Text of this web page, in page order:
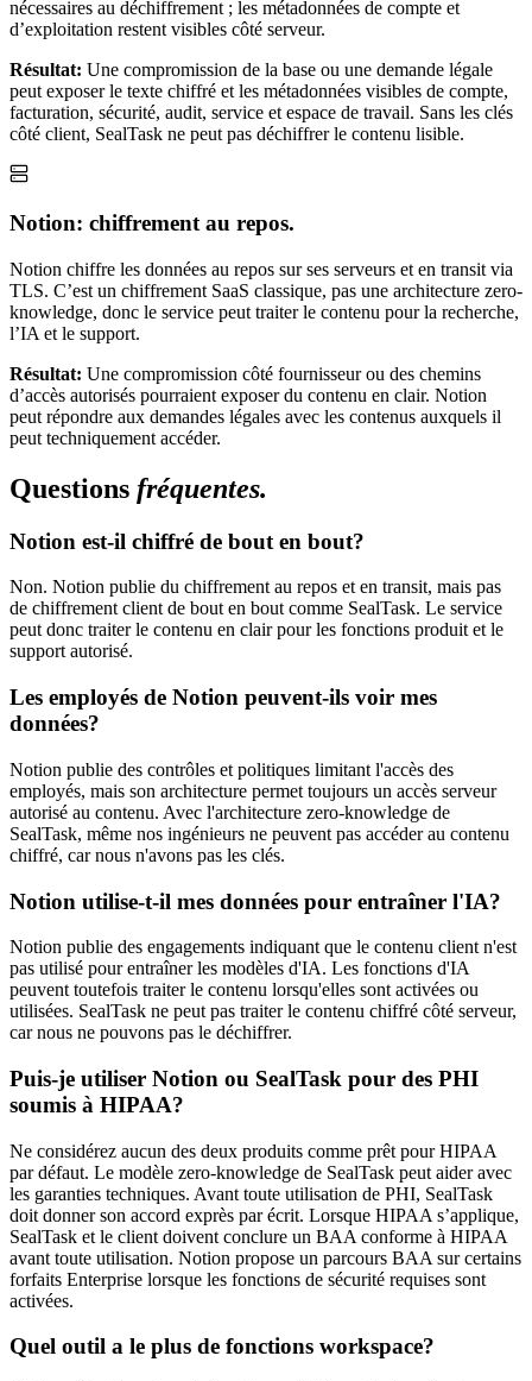
nécessaires au déchiffrement ; les métadonnées de compte et
d’exploitation restent visibles côté serveur.
Résultat: Une compromission de la base ou une demande légale
peut exposer le texte chiffré et les métadonnées visibles de compte,
facturation, sécurité, audit, service et espace de travail. Sans les clés
côté client, SealTask ne peut pas déchiffrer le contenu lisible.
Notion: chiffrement au repos.
Notion chiffre les données au repos sur ses serveurs et en transit via
TLS. C’est un chiffrement SaaS classique, pas une architecture zero-
knowledge, donc le service peut traiter le contenu pour la recherche,
l’IA et le support.
Résultat: Une compromission côté fournisseur ou des chemins
d’accès autorisés pourraient exposer du contenu en clair. Notion
peut répondre aux demandes légales avec les contenus auxquels il
peut techniquement accéder.
Questions fréquentes.
Notion est-il chiffré de bout en bout?
Non. Notion publie du chiffrement au repos et en transit, mais pas
de chiffrement client de bout en bout comme SealTask. Le service
peut donc traiter le contenu en clair pour les fonctions produit et le
support autorisé.
Les employés de Notion peuvent-ils voir mes
données?
Notion publie des contrôles et politiques limitant l'accès des
employés, mais son architecture permet toujours un accès serveur
autorisé au contenu. Avec l'architecture zero-knowledge de
SealTask, même nos ingénieurs ne peuvent pas accéder au contenu
chiffré, car nous n'avons pas les clés.
Notion utilise-t-il mes données pour entraîner l'IA?
Notion publie des engagements indiquant que le contenu client n'est
pas utilisé pour entraîner les modèles d'IA. Les fonctions d'IA
peuvent toutefois traiter le contenu lorsqu'elles sont activées ou
utilisées. SealTask ne peut pas traiter le contenu chiffré côté serveur,
car nous ne pouvons pas le déchiffrer.
Puis-je utiliser Notion ou SealTask pour des PHI
soumis à HIPAA?
Ne considérez aucun des deux produits comme prêt pour HIPAA
par défaut. Le modèle zero-knowledge de SealTask peut aider avec
les garanties techniques. Avant toute utilisation de PHI, SealTask
doit donner son accord exprès par écrit. Lorsque HIPAA s’applique,
SealTask et le client doivent conclure un BAA conforme à HIPAA
avant toute utilisation. Notion propose un parcours BAA sur certains
forfaits Enterprise lorsque les fonctions de sécurité requises sont
activées.
Quel outil a le plus de fonctions workspace?